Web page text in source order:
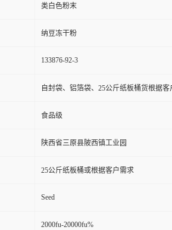
类白色粉末
纳豆冻干粉
133876-92-3
自封袋、铝箔袋、25公斤纸板桶货根据客
食品级
陕西省三原县陂西镇工业园
25公斤纸板桶或根据客户需求
Seed
2000fu-20000fu%